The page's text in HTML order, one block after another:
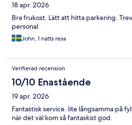
18 apr. 2026
Bra frukost. Lätt att hitta parkering.
personal
John, 1 natts resa
Verifierad recension
10/10 Enastående
19 apr. 2026
Fantastisk service. lite långsamma på
när det väl kom så fantaskist god.